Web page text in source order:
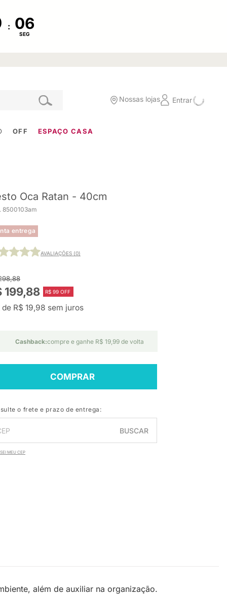
:
SEG
Nossas lojas Entrar
OFF ESPAÇO CASA
Oca Ratan - 40cm
8500103am
entrega
AVALIAÇÕES (0)
199,88 R$ 99 OFF
de R$ 19,98 sem juros
Cashback:compre e ganhe R$ 19,99 de volta
COMPRAR
o frete e prazo de entrega:
BUSCAR
MEU CEP
além de auxiliar na organização.